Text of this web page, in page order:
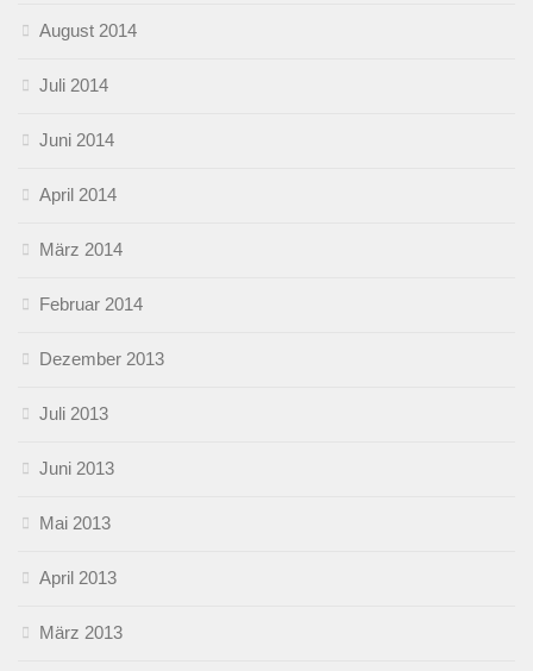
August 2014
Juli 2014
Juni 2014
April 2014
März 2014
Februar 2014
Dezember 2013
Juli 2013
Juni 2013
Mai 2013
April 2013
März 2013